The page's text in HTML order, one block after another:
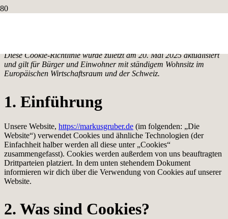
Diese Cookie-Richtlinie wurde zuletzt am 20. Mai 2025 aktualisiert
und gilt für Bürger und Einwohner mit ständigem Wohnsitz im
Europäischen Wirtschaftsraum und der Schweiz.
1. Einführung
Unsere Website, https://markusgruber.de (im folgenden: „Die
Website“) verwendet Cookies und ähnliche Technologien (der
Einfachheit halber werden all diese unter „Cookies“
zusammengefasst). Cookies werden außerdem von uns beauftragten
Drittparteien platziert. In dem unten stehendem Dokument
informieren wir dich über die Verwendung von Cookies auf unserer
Website.
2. Was sind Cookies?